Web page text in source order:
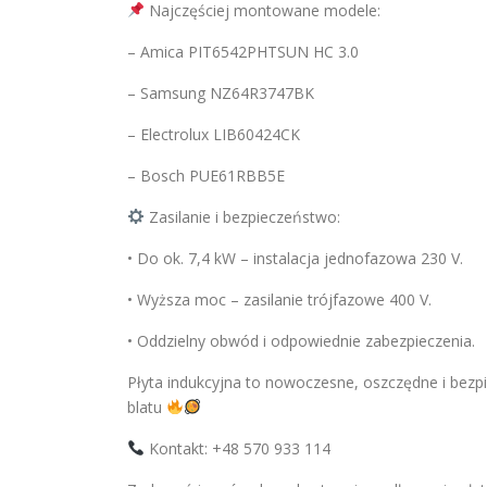
Najczęściej montowane modele:
– Amica PIT6542PHTSUN HC 3.0
– Samsung NZ64R3747BK
– Electrolux LIB60424CK
– Bosch PUE61RBB5E
Zasilanie i bezpieczeństwo:
• Do ok. 7,4 kW – instalacja jednofazowa 230 V.
• Wyższa moc – zasilanie trójfazowe 400 V.
• Oddzielny obwód i odpowiednie zabezpieczenia.
Płyta indukcyjna to nowoczesne, oszczędne i
blatu
Kontakt: +48 570 933 114